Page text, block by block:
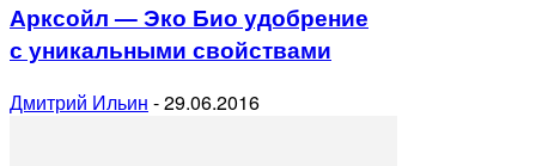
Арксойл — Эко Био удобрение
с уникальными свойствами
Дмитрий Ильин -29.06.2016